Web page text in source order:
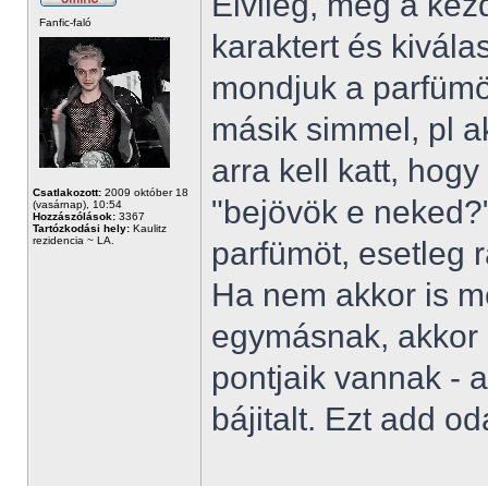
Fanfic-faló
Csatlakozott: 2009 október 18
(vasárnap), 10:54
Hozzászólások: 3367
Tartózkodási hely: Kaulitz
rezidencia ~ LA.
karaktert és
mondjuk a
másik simmel, pl
arra kell katt,
"bejövök e
parfümöt, esetleg
Ha nem akkor is
egymásnak,
pontjaik vannak -
bájitalt. Ezt add